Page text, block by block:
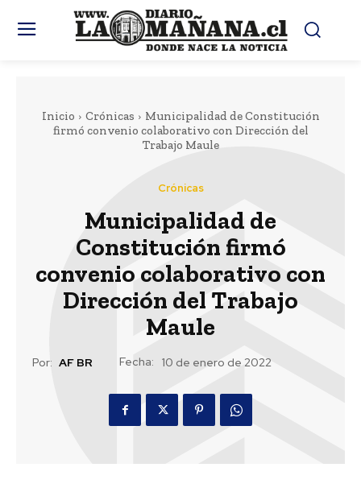
Inicio Crónicas
Municipalidad de Constitución
firmó convenio colaborativo con Dirección del
Trabajo Maule
Crónicas
Municipalidad de
Constitución firmó
convenio colaborativo con
Dirección del Trabajo
Maule
Por: AF BR Fecha: 10 de enero de 2022